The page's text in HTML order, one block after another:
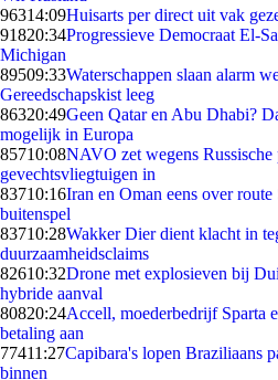
96314:09Huisarts per direct uit vak
91820:34Progressieve Democraat El-
Michigan
89509:33Waterschappen slaan alarm
Gereedschapskist leeg
86320:49Geen Qatar en Abu Dhabi?
mogelijk in Europa
85710:08NAVO zet wegens
gevechtsvliegtuigen in
83710:16Iran en Oman eens over
buitenspel
83710:28Wakker Dier dient klacht in
duurzaamheidsclaims
82610:32Drone met explosieven bij
hybride aanval
80820:24Accell, moederbedrijf Sparta
betaling aan
77411:27Capibara's lopen Braziliaans
binnen